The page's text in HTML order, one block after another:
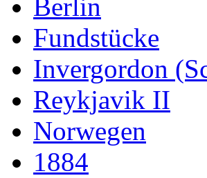
Berlin
Fundstücke
Invergordon
Reykjavik II
Norwegen
1884